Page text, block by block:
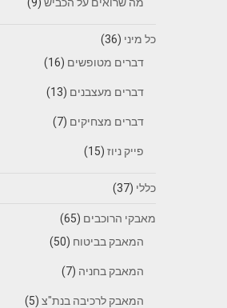
כל מיני (36)
דברים מטופשים (16)
דברים מעצבנים (13)
דברים מצחיקים (7)
פייק ניוז(15)
כללי (37)
מאבקי הרוכבים (65)
המאבק בביטוח (50)
המאבק בחניה (7)
המאבק לרכיבה בנת"צ(5)